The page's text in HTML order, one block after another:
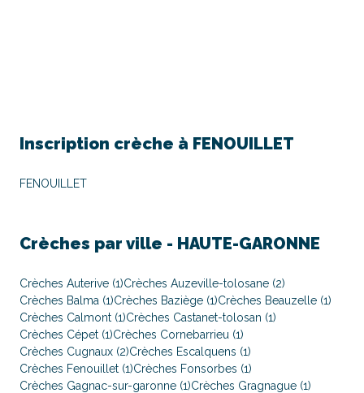
Inscription crèche à FENOUILLET
FENOUILLET
Crèches par ville - HAUTE-GARONNE
Crèches Auterive (1)Crèches Auzeville-tolosane (2)
Crèches Balma (1)Crèches Baziège (1)Crèches Beauzelle (1)
Crèches Calmont (1)Crèches Castanet-tolosan (1)
Crèches Cépet (1)Crèches Cornebarrieu (1)
Crèches Cugnaux (2)Crèches Escalquens (1)
Crèches Fenouillet (1)Crèches Fonsorbes (1)
Crèches Gagnac-sur-garonne (1)Crèches Gragnague (1)